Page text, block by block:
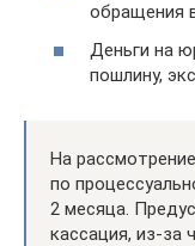
обращения
Деньги на
пошлину,
На
по
2 месяца.
кассация, из-за